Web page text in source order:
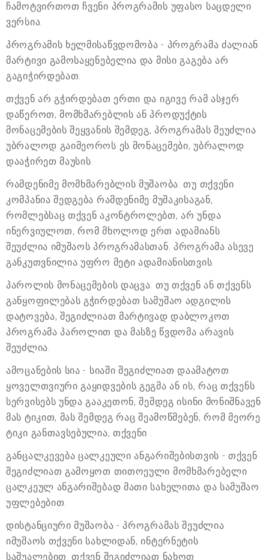
ჩამოტვირთოთ ჩვენი პროგრამის უფასო საცდელი
ვერსია.
პროგრამის ხელმისაწვდომობა - პროგრამა ძალიან
მარტივი გამოსაყენებელია და მისი გაგება არ
გაგიჭირდებათ.
თქვენ არ გჭირდებათ ერთი და იგივე რამ ასჯერ
დაწეროთ, მომხმარებლის ან პროდუქტის
მონაცემების შეყვანის შემდეგ, პროგრამას შეუძლია
უბრალოდ გაიმეოროს ეს მონაცემები, უბრალოდ
დააჭირეთ მაუსის.
რამდენიმე მომხმარებლის მუშაობა: თუ თქვენი
კომპანია შედგება რამდენიმე მუშაკისაგან,
რომლებსაც თქვენ აკონტროლებთ, არ უნდა
ინერვიულოთ, რომ მხოლოდ ერთ ადამიანს
შეუძლია იმუშაოს პროგრამასთან. პროგრამა ასევე
განკუთვნილია უფრო მეტი ადამიანისთვის.
პაროლის მონაცემების დაცვა: თუ თქვენ ან თქვენს
განყოფილებას გჭირდებათ სამუშაო ადგილის
დატოვება, შეგიძლიათ მარტივად დაბლოკოთ
პროგრამა პაროლით და მასზე წვდომა არავის
შეუძლია.
ამოცანების სია - სიაში შეგიძლიათ დაამატოთ
ყოველთვიური გაყიდვების გეგმა ან ის, რაც თქვენს
სერვისებს უნდა გააკეთონ, შემდეგ ისინი მონიშნავენ
მას ტიკით, მას შემდეგ რაც შეამოწმებენ, რომ მეორე
ტიკი განთავსებულია, თქვენი .
განცალკევება ცალკეული ანგარიშებისთვის - თქვენ
შეგიძლიათ გამოყოთ თითოეული მომხმარებელი
ცალკეულ ანგარიშებად მათი სახელითა და სამუშაო
უფლებებით.
დისტანციური მუშაობა - პროგრამას შეუძლია
იმუშაოს თქვენი სახლიდან, ინტერნეტის
საშუალებით. თქვენ შეგიძლიათ ნახოთ